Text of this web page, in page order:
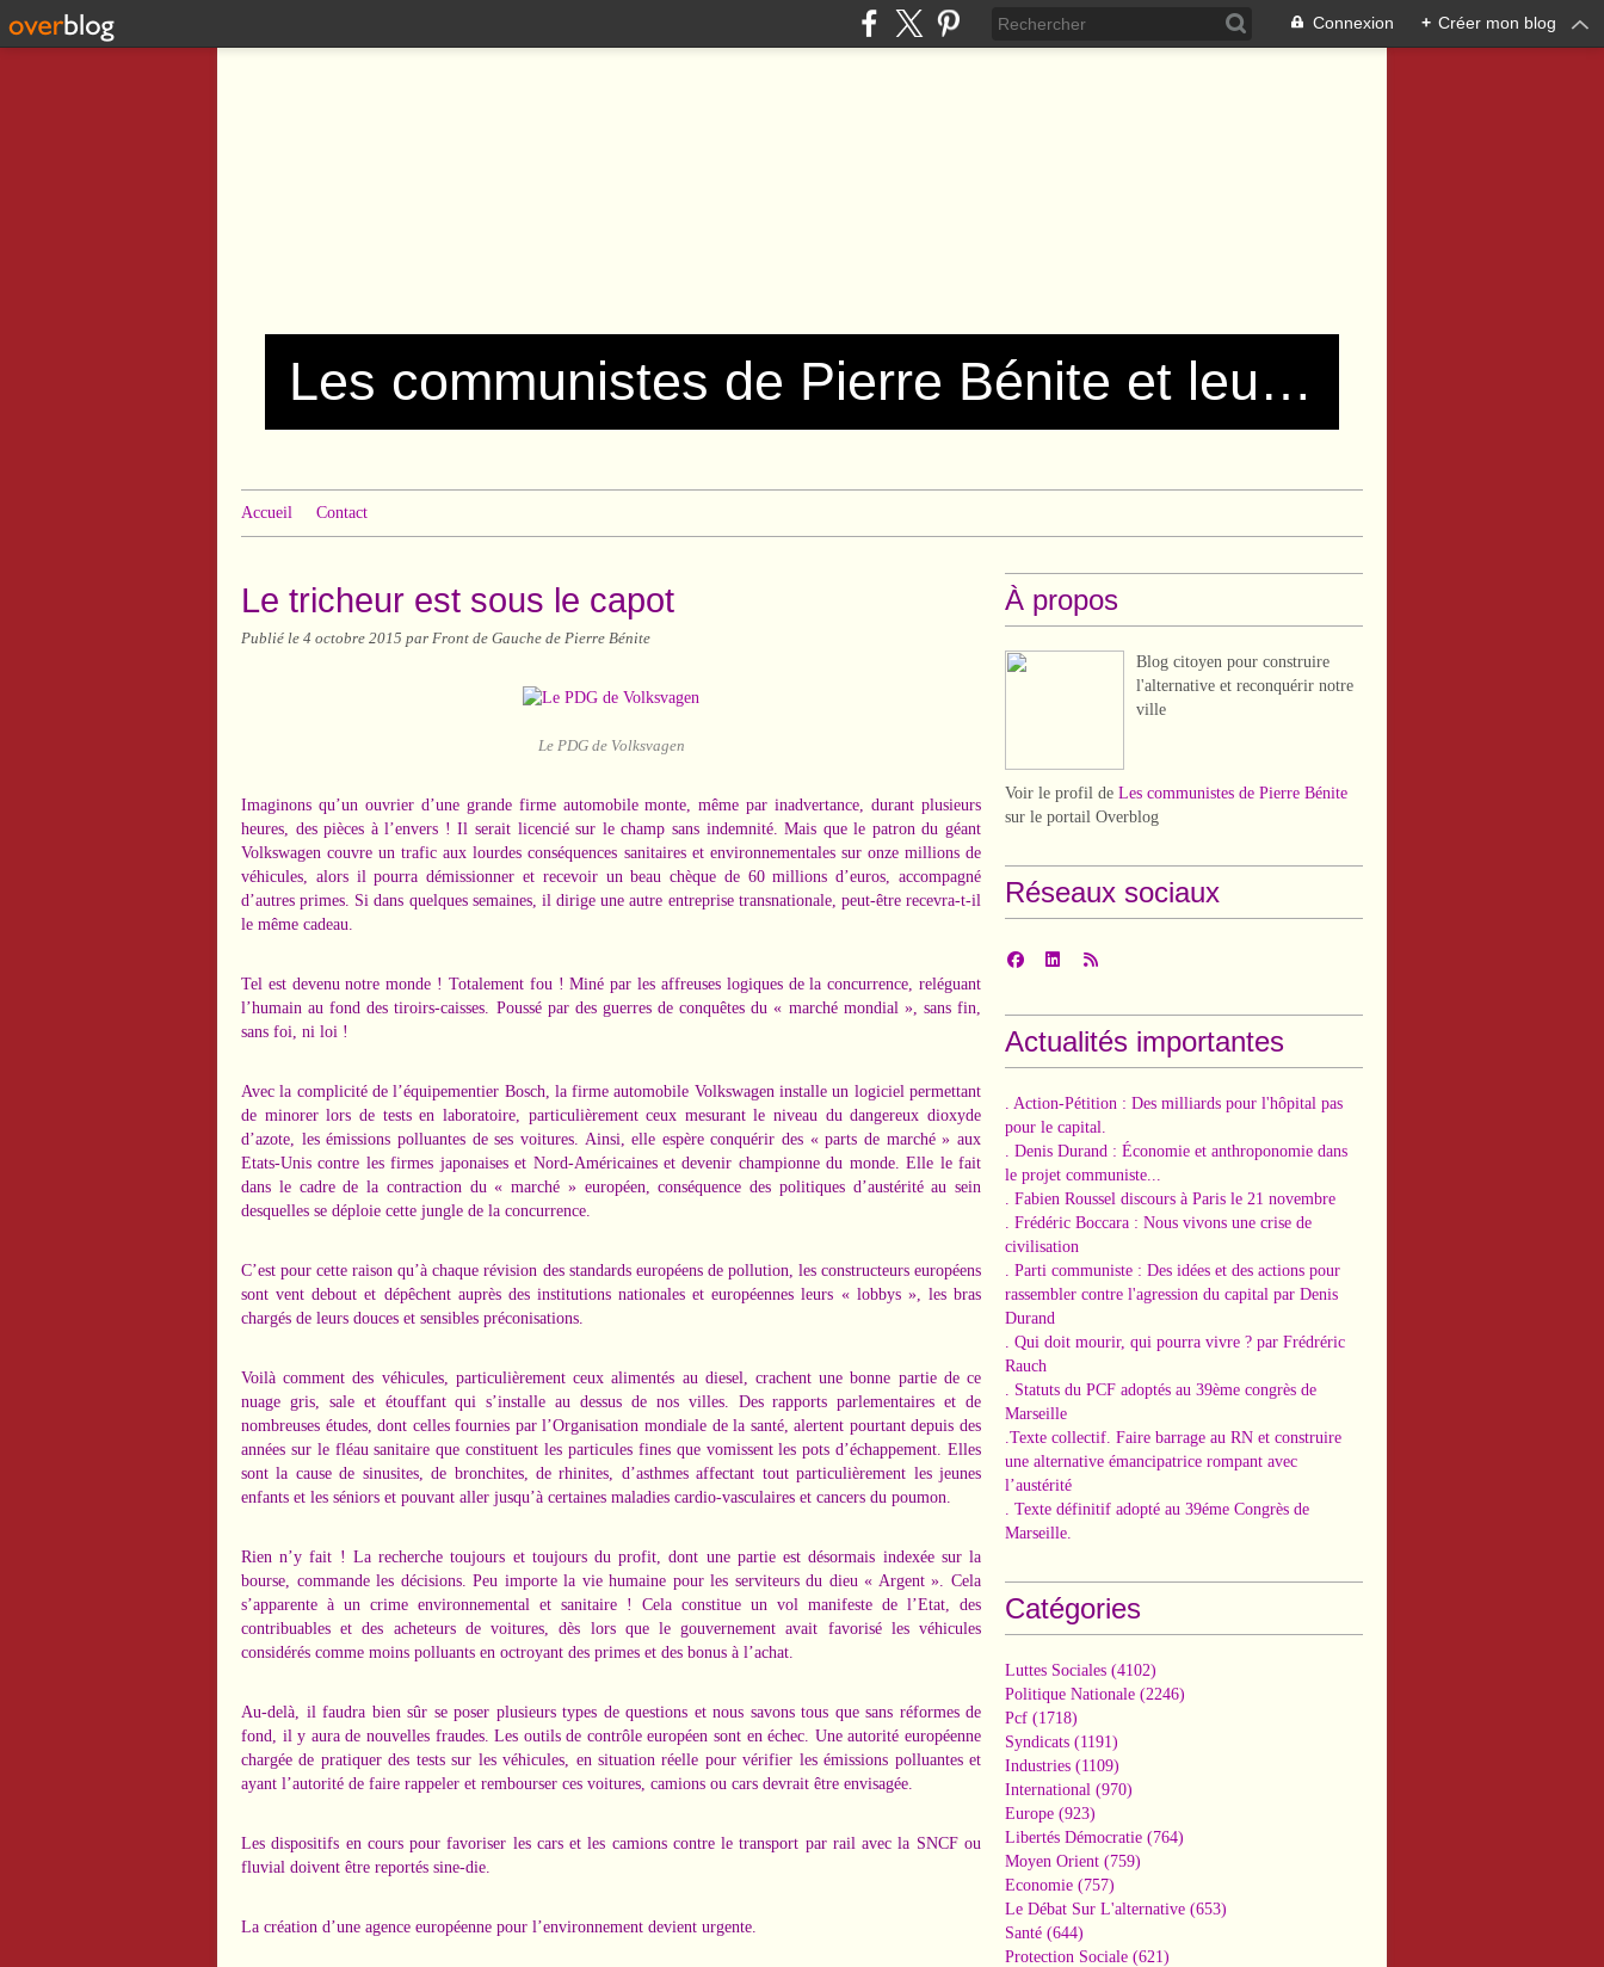
Connexion + Créer mon blog
Les communistes de Pierre Bénite et leurs amis !
Accueil Contact
Le tricheur est sous le capot
Publié le 4 octobre 2015 par Front de Gauche de Pierre Bénite
Le PDG de Volksvagen
Imaginons qu’un ouvrier d’une grande firme automobile monte, même par inadvertance, durant plusieurs
heures, des pièces à l’envers ! Il serait licencié sur le champ sans indemnité. Mais que le patron du géant
Volkswagen couvre un trafic aux lourdes conséquences sanitaires et environnementales sur onze millions de
véhicules, alors il pourra démissionner et recevoir un beau chèque de 60 millions d’euros, accompagné
d’autres primes. Si dans quelques semaines, il dirige une autre entreprise transnationale, peut-être recevra-t-il
le même cadeau.
Tel est devenu notre monde ! Totalement fou ! Miné par les affreuses logiques de la concurrence, reléguant
l’humain au fond des tiroirs-caisses. Poussé par des guerres de conquêtes du « marché mondial », sans fin,
sans foi, ni loi !
Avec la complicité de l’équipementier Bosch, la firme automobile Volkswagen installe un logiciel permettant
de minorer lors de tests en laboratoire, particulièrement ceux mesurant le niveau du dangereux dioxyde
d’azote, les émissions polluantes de ses voitures. Ainsi, elle espère conquérir des « parts de marché » aux
Etats-Unis contre les firmes japonaises et Nord-Américaines et devenir championne du monde. Elle le fait
dans le cadre de la contraction du « marché » européen, conséquence des politiques d’austérité au sein
desquelles se déploie cette jungle de la concurrence.
C’est pour cette raison qu’à chaque révision des standards européens de pollution, les constructeurs européens
sont vent debout et dépêchent auprès des institutions nationales et européennes leurs « lobbys », les bras
chargés de leurs douces et sensibles préconisations.
Voilà comment des véhicules, particulièrement ceux alimentés au diesel, crachent une bonne partie de ce
nuage gris, sale et étouffant qui s’installe au dessus de nos villes. Des rapports parlementaires et de
nombreuses études, dont celles fournies par l’Organisation mondiale de la santé, alertent pourtant depuis des
années sur le fléau sanitaire que constituent les particules fines que vomissent les pots d’échappement. Elles
sont la cause de sinusites, de bronchites, de rhinites, d’asthmes affectant tout particulièrement les jeunes
enfants et les séniors et pouvant aller jusqu’à certaines maladies cardio-vasculaires et cancers du poumon.
Rien n’y fait ! La recherche toujours et toujours du profit, dont une partie est désormais indexée sur la
bourse, commande les décisions. Peu importe la vie humaine pour les serviteurs du dieu « Argent ». Cela
s’apparente à un crime environnemental et sanitaire ! Cela constitue un vol manifeste de l’Etat, des
contribuables et des acheteurs de voitures, dès lors que le gouvernement avait favorisé les véhicules
considérés comme moins polluants en octroyant des primes et des bonus à l’achat.
Au-delà, il faudra bien sûr se poser plusieurs types de questions et nous savons tous que sans réformes de
fond, il y aura de nouvelles fraudes. Les outils de contrôle européen sont en échec. Une autorité européenne
chargée de pratiquer des tests sur les véhicules, en situation réelle pour vérifier les émissions polluantes et
ayant l’autorité de faire rappeler et rembourser ces voitures, camions ou cars devrait être envisagée.
Les dispositifs en cours pour favoriser les cars et les camions contre le transport par rail avec la SNCF ou
fluvial doivent être reportés sine-die.
La création d’une agence européenne pour l’environnement devient urgente.
À propos
Blog citoyen pour construire
l'alternative et reconquérir notre
ville
Voir le profil de Les communistes de Pierre Bénite
sur le portail Overblog
Réseaux sociaux
Actualités importantes
. Action-Pétition : Des milliards pour l'hôpital pas
pour le capital.
. Denis Durand : Économie et anthroponomie dans
le projet communiste...
. Fabien Roussel discours à Paris le 21 novembre
. Frédéric Boccara : Nous vivons une crise de
civilisation
. Parti communiste : Des idées et des actions pour
rassembler contre l'agression du capital par Denis
Durand
. Qui doit mourir, qui pourra vivre ? par Frédréric
Rauch
. Statuts du PCF adoptés au 39ème congrès de
Marseille
.Texte collectif. Faire barrage au RN et construire
une alternative émancipatrice rompant avec
l’austérité
. Texte définitif adopté au 39éme Congrès de
Marseille.
Catégories
Luttes Sociales (4102)
Politique Nationale (2246)
Pcf (1718)
Syndicats (1191)
Industries (1109)
International (970)
Europe (923)
Libertés Démocratie (764)
Moyen Orient (759)
Economie (757)
Le Débat Sur L'alternative (653)
Santé (644)
Protection Sociale (621)